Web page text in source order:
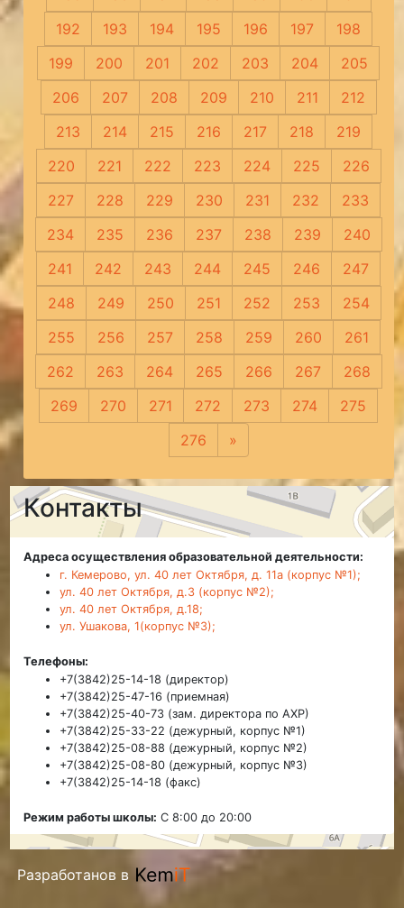
192
193 194 195 196 197
198
199
200 201 202 203 204
205
206
207 208 209 210 211
212
213
214 215 216 217 218
219
220
221 222 223 224 225
226
227
228 229 230 231 232
233
234
235 236 237 238 239
240
241
242 243 244 245 246
247
248
249 250 251 252 253
254
255
256 257 258 259 260
261
262
263 264 265 266 267
268
269
270 271 272 273 274
275
276
»
Контакты
Адреса осуществления образовательной деятельности:
г. Кемерово, ул. 40 лет Октября, д. 11а (корпус №1);
ул. 40 лет Октября, д.3 (корпус №2);
ул. 40 лет Октября, д.18;
ул. Ушакова, 1(корпус №3);
Телефоны:
+7(3842)25-14-18 (директор)
+7(3842)25-47-16 (приемная)
+7(3842)25-40-73 (зам. директора по АХР)
+7(3842)25-33-22 (дежурный, корпус №1)
+7(3842)25-08-88 (дежурный, корпус №2)
+7(3842)25-08-80 (дежурный, корпус №3)
+7(3842)25-14-18 (факс)
Режим работы школы: С 8:00 до 20:00
Разработанов в